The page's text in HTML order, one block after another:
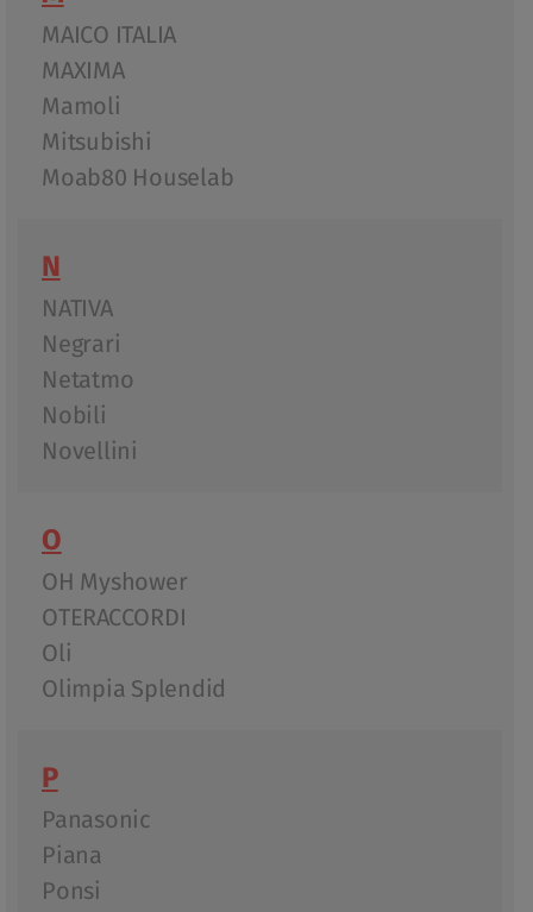
MAICO ITALIA
MAXIMA
Mamoli
Mitsubishi
Moab80 Houselab
N
NATIVA
Negrari
Netatmo
Nobili
Novellini
O
OH Myshower
OTERACCORDI
Oli
Olimpia Splendid
P
Panasonic
Piana
Ponsi